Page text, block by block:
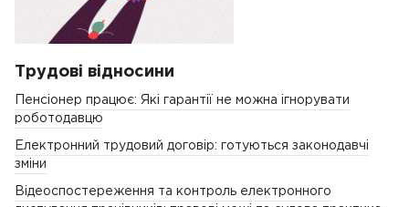
Трудові відносини
Пенсіонер працює: Які гарантії не можна ігнорувати
роботодавцю
Електронний трудовий договір: готуються законодавчі
зміни
Відеоспостереження та контроль електронного